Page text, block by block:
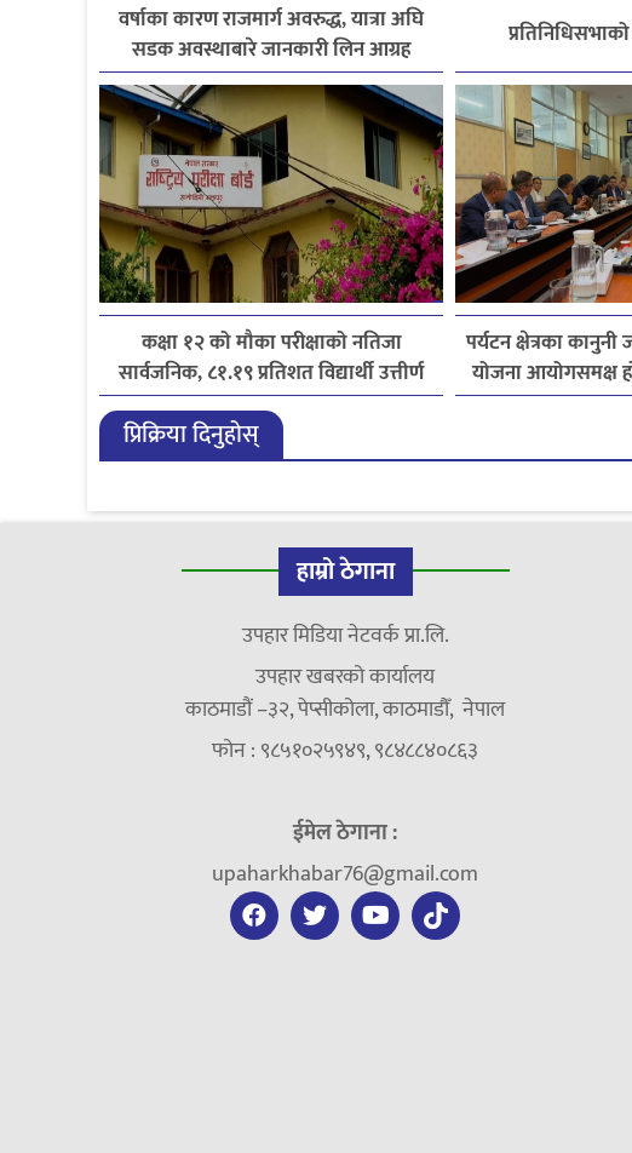
वर्षाका कारण राजमार्ग अवरुद्ध, यात्रा अघि
सडक अवस्थाबारे जानकारी लिन आग्रह
कक्षा १२ को मौका परीक्षाको नतिजा
सार्वजनिक, ८१.१९ प्रतिशत विद्यार्थी उत्तीर्ण
पर्यटन क्षेत्रका कानुनी
योजना आयोगसमक्ष
प्रिक्रिया दिनुहोस्
हाम्रो ठेगाना
उपहार मिडिया नेटवर्क प्रा.लि.
उपहार खबरको कार्यालय
काठमाडौं –३२, पेप्सीकोला, काठमाडौँ, नेपाल
फोन : ९८५१०२५९४९, ९८४८८४०८६३
ईमेल ठेगाना :
upaharkhabar76@gmail.com